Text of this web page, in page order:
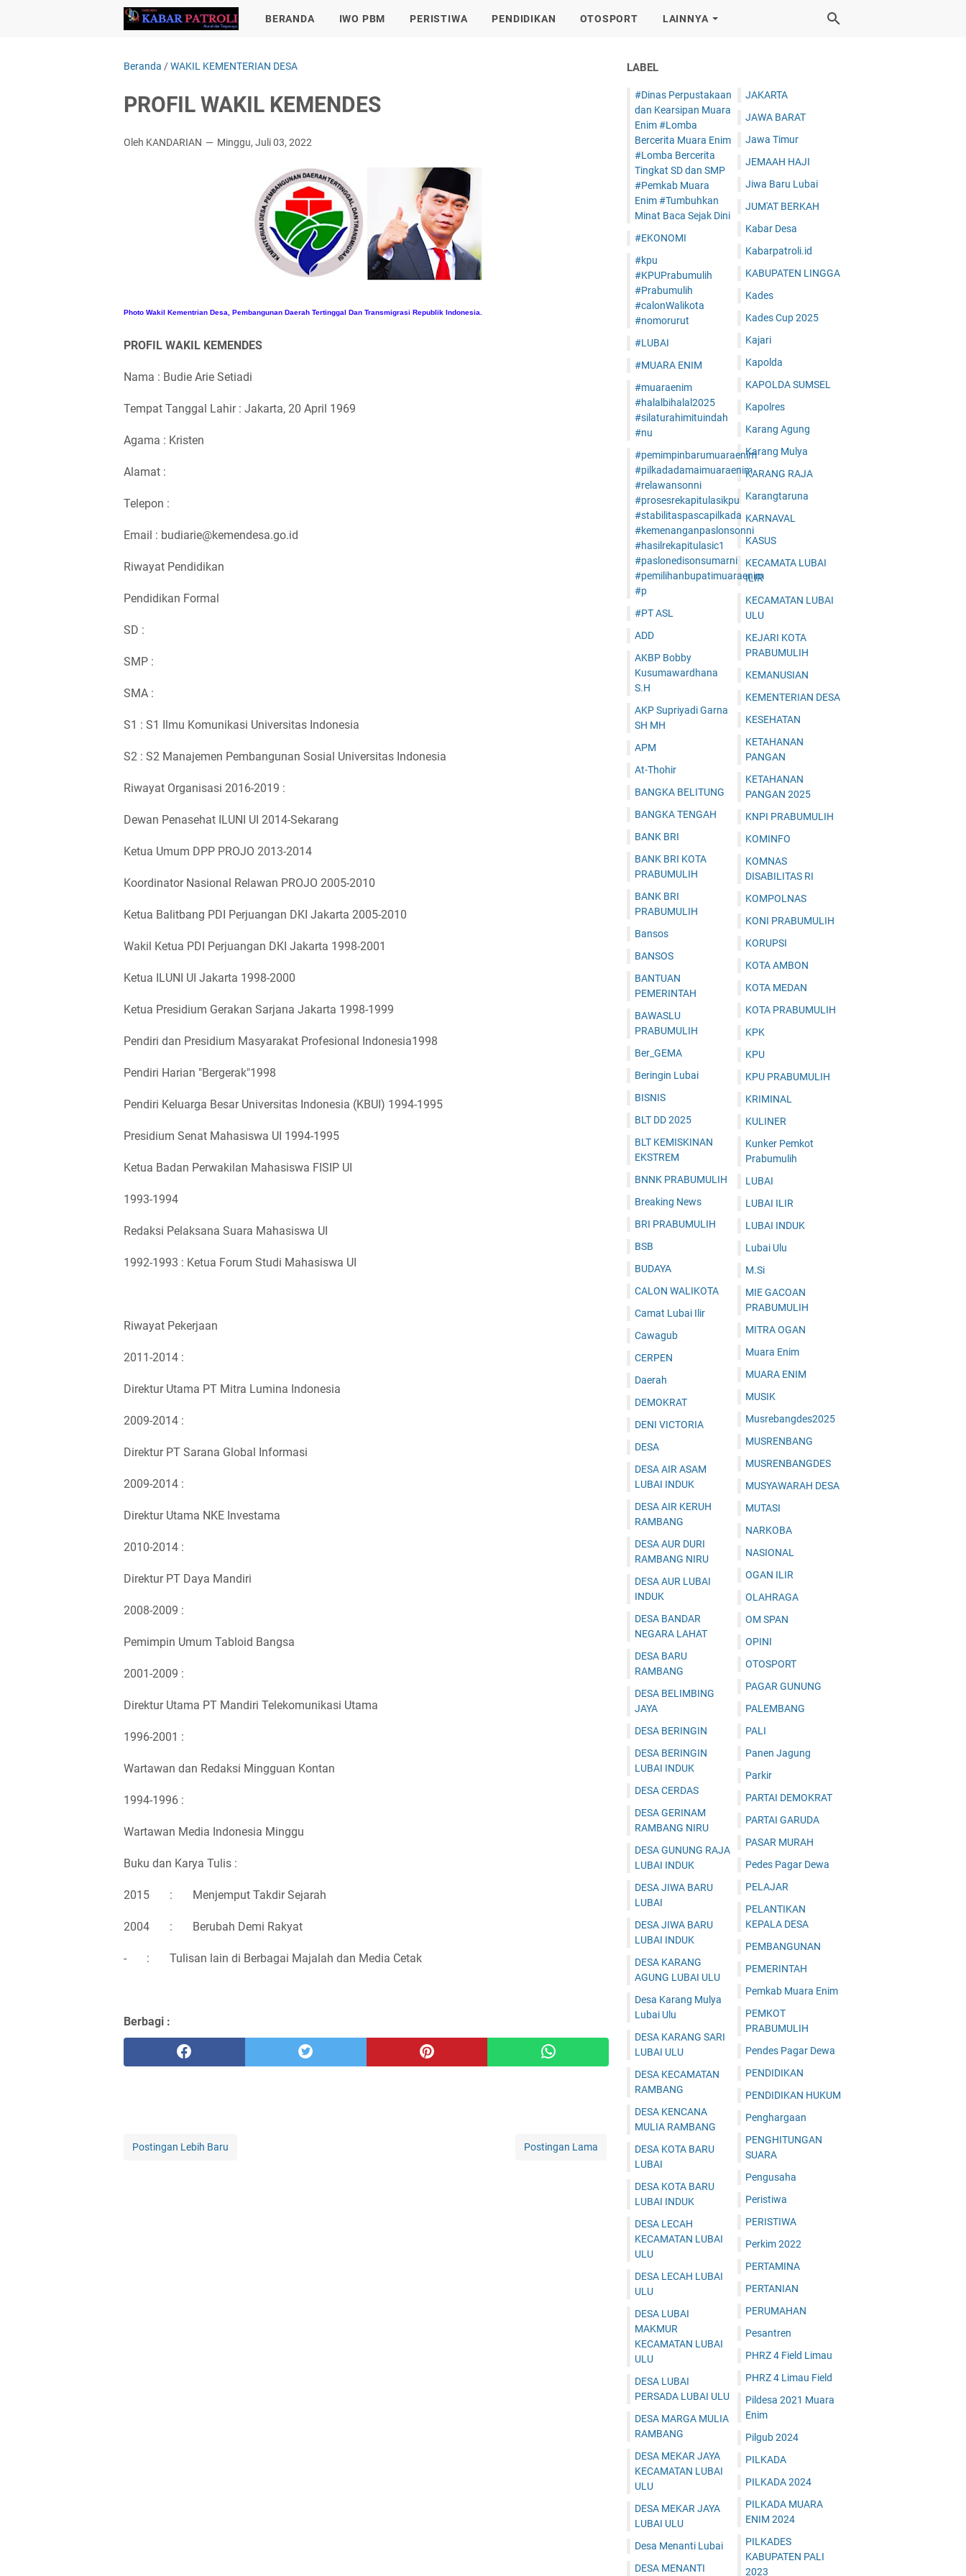
BERANDA IWO PBM PERISTIWA PENDIDIKAN OTOSPORT LAINNYA
Beranda /WAKIL KEMENTERIAN DESA
PROFIL WAKIL KEMENDES
Oleh KANDARIAN Minggu, Juli 03, 2022
Photo Wakil Kementrian Desa, Pembangunan Daerah Tertinggal Dan Transmigrasi Republik Indonesia.
PROFIL WAKIL KEMENDES
Nama : Budie Arie Setiadi
Tempat Tanggal Lahir : Jakarta, 20 April 1969
Agama : Kristen
Alamat :
Telepon :
Email : budiarie@kemendesa.go.id
Riwayat Pendidikan
Pendidikan Formal
SD :
SMP :
SMA :
S1 : S1 Ilmu Komunikasi Universitas Indonesia
S2 : S2 Manajemen Pembangunan Sosial Universitas Indonesia
Riwayat Organisasi 2016-2019 :
Dewan Penasehat ILUNI UI 2014-Sekarang
Ketua Umum DPP PROJO 2013-2014
Koordinator Nasional Relawan PROJO 2005-2010
Ketua Balitbang PDI Perjuangan DKI Jakarta 2005-2010
Wakil Ketua PDI Perjuangan DKI Jakarta 1998-2001
Ketua ILUNI UI Jakarta 1998-2000
Ketua Presidium Gerakan Sarjana Jakarta 1998-1999
Pendiri dan Presidium Masyarakat Profesional Indonesia1998
Pendiri Harian "Bergerak"1998
Pendiri Keluarga Besar Universitas Indonesia (KBUI) 1994-1995
Presidium Senat Mahasiswa UI 1994-1995
Ketua Badan Perwakilan Mahasiswa FISIP UI
1993-1994
Redaksi Pelaksana Suara Mahasiswa UI
1992-1993 : Ketua Forum Studi Mahasiswa UI
Riwayat Pekerjaan
2011-2014 :
Direktur Utama PT Mitra Lumina Indonesia
2009-2014 :
Direktur PT Sarana Global Informasi
2009-2014 :
Direktur Utama NKE Investama
2010-2014 :
Direktur PT Daya Mandiri
2008-2009 :
Pemimpin Umum Tabloid Bangsa
2001-2009 :
Direktur Utama PT Mandiri Telekomunikasi Utama
1996-2001 :
Wartawan dan Redaksi Mingguan Kontan
1994-1996 :
Wartawan Media Indonesia Minggu
Buku dan Karya Tulis :
2015 : Menjemput Takdir Sejarah
2004 : Berubah Demi Rakyat
- : Tulisan lain di Berbagai Majalah dan Media Cetak
Berbagi :
Postingan Lebih Baru Postingan Lama
LABEL
#Dinas Perpustakaan
dan Kearsipan Muara
Enim #Lomba
Bercerita Muara Enim
#Lomba Bercerita
Tingkat SD dan SMP
#Pemkab Muara
Enim #Tumbuhkan
Minat Baca Sejak Dini
#EKONOMI
#kpu
#KPUPrabumulih
#Prabumulih
#calonWalikota
#nomorurut
#LUBAI
#MUARA ENIM
#muaraenim
#halalbihalal2025
#silaturahimituindah
#nu
#pemimpinbarumuaraenim
#pilkadadamaimuaraenim
#relawansonni
#prosesrekapitulasikpu
#stabilitaspascapilkada
#kemenanganpaslonsonni
#hasilrekapitulasic1
#paslonedisonsumarni
#pemilihanbupatimuaraenim
#p
#PT ASL
ADD
AKBP Bobby
Kusumawardhana
S.H
AKP Supriyadi Garna
SH MH
APM
At-Thohir
BANGKA BELITUNG
BANGKA TENGAH
BANK BRI
BANK BRI KOTA
PRABUMULIH
BANK BRI
PRABUMULIH
Bansos
BANSOS
BANTUAN
PEMERINTAH
BAWASLU
PRABUMULIH
Ber_GEMA
Beringin Lubai
BISNIS
BLT DD 2025
BLT KEMISKINAN
EKSTREM
BNNK PRABUMULIH
Breaking News
BRI PRABUMULIH
BSB
BUDAYA
CALON WALIKOTA
Camat Lubai Ilir
Cawagub
CERPEN
Daerah
DEMOKRAT
DENI VICTORIA
DESA
DESA AIR ASAM
LUBAI INDUK
DESA AIR KERUH
RAMBANG
DESA AUR DURI
RAMBANG NIRU
DESA AUR LUBAI
INDUK
DESA BANDAR
NEGARA LAHAT
DESA BARU
RAMBANG
DESA BELIMBING
JAYA
DESA BERINGIN
DESA BERINGIN
LUBAI INDUK
DESA CERDAS
DESA GERINAM
RAMBANG NIRU
DESA GUNUNG RAJA
LUBAI INDUK
DESA JIWA BARU
LUBAI
DESA JIWA BARU
LUBAI INDUK
DESA KARANG
AGUNG LUBAI ULU
Desa Karang Mulya
Lubai Ulu
DESA KARANG SARI
LUBAI ULU
DESA KECAMATAN
RAMBANG
DESA KENCANA
MULIA RAMBANG
DESA KOTA BARU
LUBAI
DESA KOTA BARU
LUBAI INDUK
DESA LECAH
KECAMATAN LUBAI
ULU
DESA LECAH LUBAI
ULU
DESA LUBAI
MAKMUR
KECAMATAN LUBAI
ULU
DESA LUBAI
PERSADA LUBAI ULU
DESA MARGA MULIA
RAMBANG
DESA MEKAR JAYA
KECAMATAN LUBAI
ULU
DESA MEKAR JAYA
LUBAI ULU
Desa Menanti Lubai
DESA MENANTI
JAKARTA
JAWA BARAT
Jawa Timur
JEMAAH HAJI
Jiwa Baru Lubai
JUM'AT BERKAH
Kabar Desa
Kabarpatroli.id
KABUPATEN LINGGA
Kades
Kades Cup 2025
Kajari
Kapolda
KAPOLDA SUMSEL
Kapolres
Karang Agung
Karang Mulya
KARANG RAJA
Karangtaruna
KARNAVAL
KASUS
KECAMATA LUBAI
ILIR
KECAMATAN LUBAI
ULU
KEJARI KOTA
PRABUMULIH
KEMANUSIAN
KEMENTERIAN DESA
KESEHATAN
KETAHANAN
PANGAN
KETAHANAN
PANGAN 2025
KNPI PRABUMULIH
KOMINFO
KOMNAS
DISABILITAS RI
KOMPOLNAS
KONI PRABUMULIH
KORUPSI
KOTA AMBON
KOTA MEDAN
KOTA PRABUMULIH
KPK
KPU
KPU PRABUMULIH
KRIMINAL
KULINER
Kunker Pemkot
Prabumulih
LUBAI
LUBAI ILIR
LUBAI INDUK
Lubai Ulu
M.Si
MIE GACOAN
PRABUMULIH
MITRA OGAN
Muara Enim
MUARA ENIM
MUSIK
Musrebangdes2025
MUSRENBANG
MUSRENBANGDES
MUSYAWARAH DESA
MUTASI
NARKOBA
NASIONAL
OGAN ILIR
OLAHRAGA
OM SPAN
OPINI
OTOSPORT
PAGAR GUNUNG
PALEMBANG
PALI
Panen Jagung
Parkir
PARTAI DEMOKRAT
PARTAI GARUDA
PASAR MURAH
Pedes Pagar Dewa
PELAJAR
PELANTIKAN
KEPALA DESA
PEMBANGUNAN
PEMERINTAH
Pemkab Muara Enim
PEMKOT
PRABUMULIH
Pendes Pagar Dewa
PENDIDIKAN
PENDIDIKAN HUKUM
Penghargaan
PENGHITUNGAN
SUARA
Pengusaha
Peristiwa
PERISTIWA
Perkim 2022
PERTAMINA
PERTANIAN
PERUMAHAN
Pesantren
PHRZ 4 Field Limau
PHRZ 4 Limau Field
Pildesa 2021 Muara
Enim
Pilgub 2024
PILKADA
PILKADA 2024
PILKADA MUARA
ENIM 2024
PILKADES
KABUPATEN PALI
2023